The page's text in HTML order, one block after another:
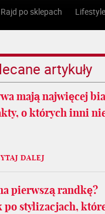
Rajd po sklepach Lifestyle
artykuły
mają najwięcej
o których inni
DALEJ
pierwszą randkę?
stylizacjach,